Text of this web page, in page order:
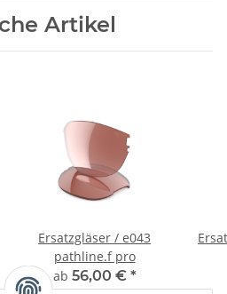
Artikel
Ersatzgläser / e043
pathline.f pro
ab 56,00 € *